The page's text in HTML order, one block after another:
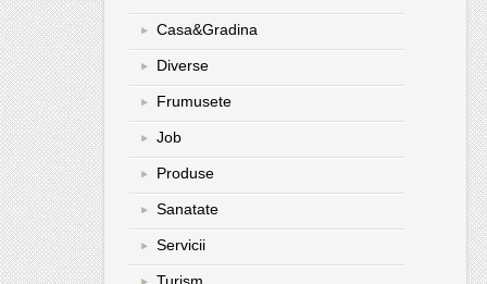
Casa&Gradina
Diverse
Frumusete
Job
Produse
Sanatate
Servicii